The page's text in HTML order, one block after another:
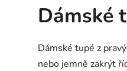
Dámské
Dámské tupé z
nebo jemně zakrýt